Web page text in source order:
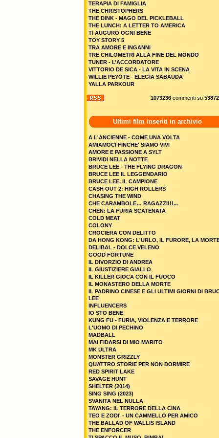
TERAPIA DI FAMIGLIA
THE CHRISTOPHERS
THE DINK - MAGO DEL PICKLEBALL
THE LUNCH: A LETTER TO AMERICA
TI AUGURO OGNI BENE
TOY STORY 5
TRA AMORE E INGANNI
TRE CHILOMETRI ALLA FINE DEL MONDO
TUNER - L’ACCORDATORE
VITTORIO DE SICA - LA VITA IN SCENA
WILLIE PEYOTE - ELEGIA SABAUDA
YALLA PARKOUR
1073236 commenti su 53872
Ultimi film inseriti in archivio
A L'ANCIENNE - COME UNA VOLTA
AMIAMOCI FINCHE' SIAMO VIVI
AMORE E PASSIONE A SYLT
BRIVIDI NELLA NOTTE
BRUCE LEE - THE FLYING DRAGON
BRUCE LEE IL LEGGENDARIO
BRUCE LEE, IL CAMPIONE
CASH OUT 2: HIGH ROLLERS
CHASING THE WIND
CHE CARAMBOLE… RAGAZZI!!!...
CHEN: LA FURIA SCATENATA
COLD MEAT
COLONY
CROCIERA CON DELITTO
DA HONG KONG: L'URLO, IL FURORE, LA
DELIBAL - DOLCE VELENO
GOOD FORTUNE
IL DIVORZIO DI ANDREA
IL GIUSTIZIERE GIALLO
IL KILLER GIOCA CON IL FUOCO
IL MONASTERO DELLA MORTE
IL PADRINO CINESE E GLI ULTIMI GIORNI DI
LEE
INFLUENCERS
IO STO BENE
KUNG FU - FURIA, VIOLENZA E TERRORE
L'UOMO DI PECHINO
MADBALL
MAI FIDARSI DI MIO MARITO
MK ULTRA
MONSTER GRIZZLY
QUATTRO STORIE PER NON DORMIRE
RED SPIRIT LAKE
SAVAGE HUNT
SHELTER (2014)
SING SING (2023)
SVANITA NEL NULLA
TAYANG: IL TERRORE DELLA CINA
TEO E ZODI' - UN CAMMELLO PER AMICO
THE BALLAD OF WALLIS ISLAND
THE ENFORCER